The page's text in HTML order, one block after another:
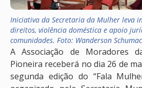
Iniciativa da Secretaria da Mulher leva
direitos, violência doméstica e apoio
comunidades. Foto: Wanderson
A Associação de Moradores
Pioneira receberá no dia 26 de
segunda edição do “Fala